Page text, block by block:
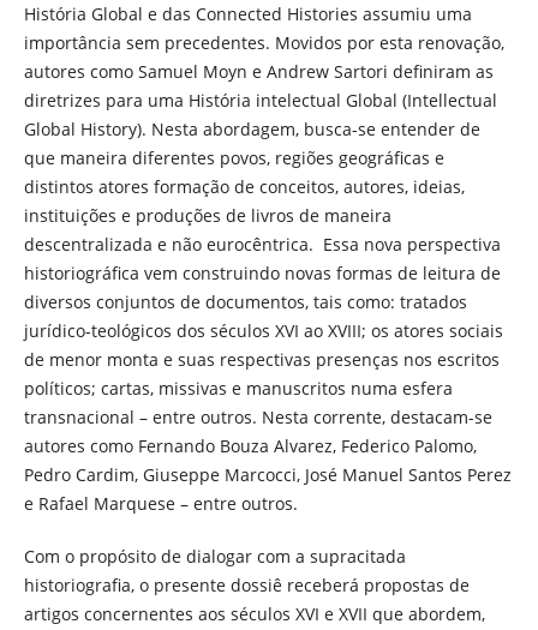
História Global e das Connected Histories assumiu uma
importância sem precedentes. Movidos por esta renovação,
autores como Samuel Moyn e Andrew Sartori definiram as
diretrizes para uma História intelectual Global (Intellectual
Global History). Nesta abordagem, busca-se entender de
que maneira diferentes povos, regiões geográficas e
distintos atores formação de conceitos, autores, ideias,
instituições e produções de livros de maneira
descentralizada e não eurocêntrica. Essa nova perspectiva
historiográfica vem construindo novas formas de leitura de
diversos conjuntos de documentos, tais como: tratados
jurídico-teológicos dos séculos XVI ao XVIII; os atores sociais
de menor monta e suas respectivas presenças nos escritos
políticos; cartas, missivas e manuscritos numa esfera
transnacional – entre outros. Nesta corrente, destacam-se
autores como Fernando Bouza Alvarez, Federico Palomo,
Pedro Cardim, Giuseppe Marcocci, José Manuel Santos Perez
e Rafael Marquese – entre outros.
Com o propósito de dialogar com a supracitada
historiografia, o presente dossiê receberá propostas de
artigos concernentes aos séculos XVI e XVII que abordem,